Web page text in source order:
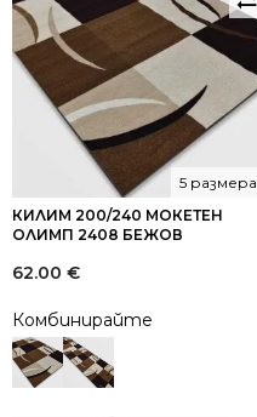
КИЛИМ 200/240 МОКЕТЕН
ОЛИМП 2408 БЕЖОВ
5 размера
62.00 €
Комбинирайте